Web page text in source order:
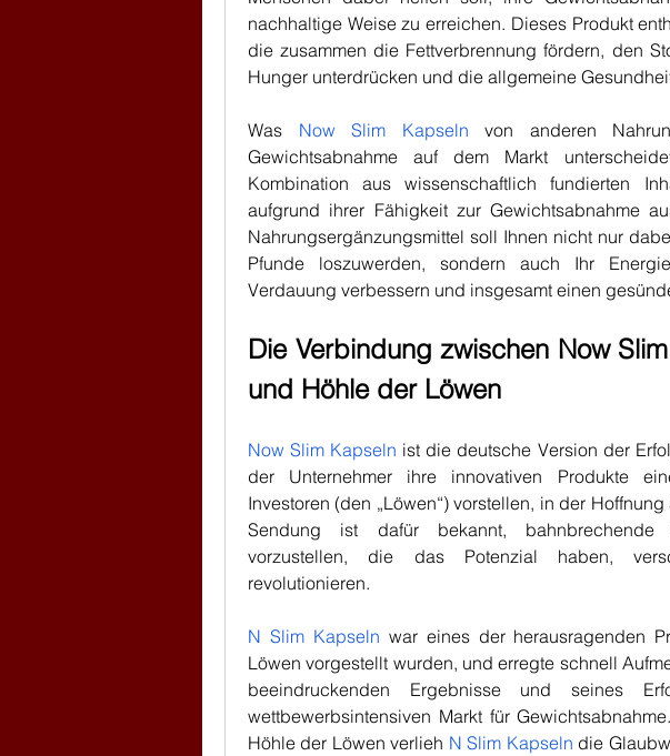
nachhaltige Weise zu erreichen. Dieses Produkt
die zusammen die Fettverbrennung fördern, den
Hunger unterdrücken und die allgemeine
Was Now Slim Kapseln von anderen
Gewichtsabnahme auf dem Markt
Kombination aus wissenschaftlich fundierten
aufgrund ihrer Fähigkeit zur Gewichtsabnahme
Nahrungsergänzungsmittel soll Ihnen nicht nur
Pfunde loszuwerden, sondern auch Ihr
Verdauung verbessern und insgesamt einen
Die Verbindung zwischen Now
und Höhle der Löwen
Now Slim Kapseln ist die deutsche Version der
der Unternehmer ihre innovativen Produkte
Investoren (den „Löwen“) vorstellen, in der
Sendung ist dafür bekannt, bahnbrechende
vorzustellen, die das Potenzial haben,
revolutionieren.
N Slim Kapseln war eines der herausragenden
Löwen vorgestellt wurden, und erregte schnell
beeindruckenden Ergebnisse und seines
wettbewerbsintensiven Markt für
Höhle der Löwen verlieh N Slim Kapseln die